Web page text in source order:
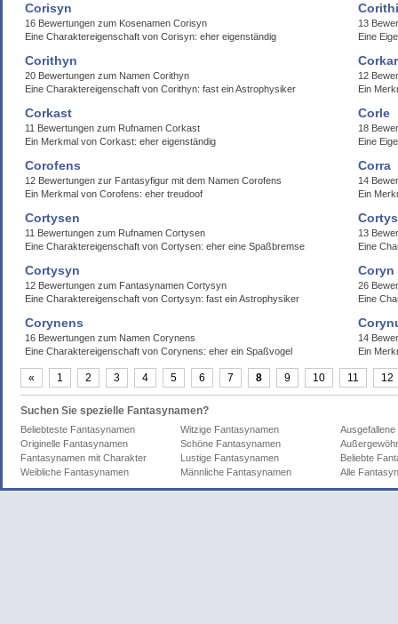
Corisyn
16 Bewertungen zum Kosenamen Corisyn
Eine Charaktereigenschaft von Corisyn: eher eigenständig
13
Eine
Corithyn
20 Bewertungen zum Namen Corithyn
Eine Charaktereigenschaft von Corithyn: fast ein Astrophysiker
12
Ein
Corkast
11 Bewertungen zum Rufnamen Corkast
Ein Merkmal von Corkast: eher eigenständig
Corle
18
Eine
Corofens
12 Bewertungen zur Fantasyfigur mit dem Namen Corofens
Ein Merkmal von Corofens: eher treudoof
Corra
14
Ein
Cortysen
11 Bewertungen zum Rufnamen Cortysen
Eine Charaktereigenschaft von Cortysen: eher eine Spaßbremse
13
Eine
Cortysyn
12 Bewertungen zum Fantasynamen Cortysyn
Eine Charaktereigenschaft von Cortysyn: fast ein Astrophysiker
Coryn
26
Eine
Corynens
16 Bewertungen zum Namen Corynens
Eine Charaktereigenschaft von Corynens: eher ein Spaßvogel
14
Ein
« 1 2 3 4 5 6 7 8 9 10 11 12
Suchen Sie spezielle Fantasynamen?
Beliebteste Fantasynamen Witzige Fantasynamen
Originelle Fantasynamen
Schöne Fantasynamen
Fantasynamen mit Charakter
Lustige Fantasynamen
Beliebte
Weibliche Fantasynamen
Männliche Fantasynamen Alle